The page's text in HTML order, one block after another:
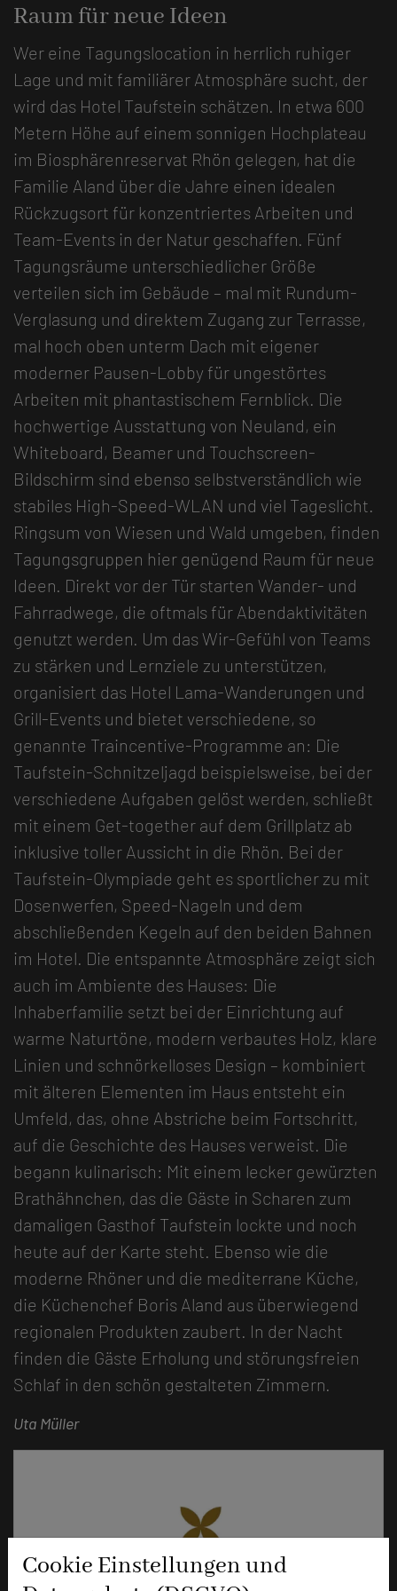
Cookie Einstellungen und
Raum für neue Ideen
Wer eine Tagungslocation in herrlich ruhiger
Lage und mit familiärer Atmosphäre sucht, der
wird das Hotel Taufstein schätzen. In etwa 600
Metern Höhe auf einem sonnigen Hochplateau
im Biosphärenreservat Rhön gelegen, hat die
Familie Aland über die Jahre einen idealen
Rückzugsort für konzentriertes Arbeiten und
Team-Events in der Natur geschaffen. Fünf
Tagungsräume unterschiedlicher Größe
verteilen sich im Gebäude – mal mit Rundum-
Verglasung und direktem Zugang zur Terrasse,
mal hoch oben unterm Dach mit eigener
moderner Pausen-Lobby für ungestörtes
Arbeiten mit phantastischem Fernblick. Die
hochwertige Ausstattung von Neuland, ein
Whiteboard, Beamer und Touchscreen-
Bildschirm sind ebenso selbstverständlich wie
stabiles High-Speed-WLAN und viel Tageslicht.
Ringsum von Wiesen und Wald umgeben, finden
Tagungsgruppen hier genügend Raum für neue
Ideen. Direkt vor der Tür starten Wander- und
Fahrradwege, die oftmals für Abendaktivitäten
genutzt werden. Um das Wir-Gefühl von Teams
zu stärken und Lernziele zu unterstützen,
organisiert das Hotel Lama-Wanderungen und
Grill-Events und bietet verschiedene, so
genannte Traincentive-Programme an: Die
Taufstein-Schnitzeljagd beispielsweise, bei der
verschiedene Aufgaben gelöst werden, schließt
mit einem Get-together auf dem Grillplatz ab
inklusive toller Aussicht in die Rhön. Bei der
Taufstein-Olympiade geht es sportlicher zu mit
Dosenwerfen, Speed-Nageln und dem
abschließenden Kegeln auf den beiden Bahnen
im Hotel. Die entspannte Atmosphäre zeigt sich
auch im Ambiente des Hauses: Die
Inhaberfamilie setzt bei der Einrichtung auf
warme Naturtöne, modern verbautes Holz, klare
Linien und schnörkelloses Design – kombiniert
mit älteren Elementen im Haus entsteht ein
Umfeld, das, ohne Abstriche beim Fortschritt,
auf die Geschichte des Hauses verweist. Die
begann kulinarisch: Mit einem lecker gewürzten
Brathähnchen, das die Gäste in Scharen zum
damaligen Gasthof Taufstein lockte und noch
heute auf der Karte steht. Ebenso wie die
moderne Rhöner und die mediterrane Küche,
die Küchenchef Boris Aland aus überwiegend
regionalen Produkten zaubert. In der Nacht
finden die Gäste Erholung und störungsfreien
Schlaf in den schön gestalteten Zimmern.
Uta Müller